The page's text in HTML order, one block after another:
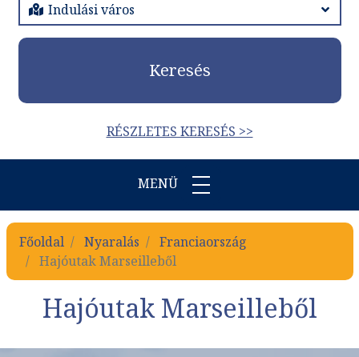
Keresés
RÉSZLETES KERESÉS >>
MENÜ
Főoldal Nyaralás
Franciaország
Hajóutak Marseilleből
Hajóutak Marseilleből